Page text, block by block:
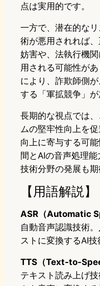
点は実用的です。
一方で、潜在的な
術が悪用されれば
妨害や、法執行機
用される可能性が
により、詐欺師側
する「軍拡競争」が
長期的な視点では
ムの堅牢性向上を
向上に寄与する可
間とAIの音声処理
技術分野の発展も期
【用語解説】
ASR（Automatic
自動音声認識技術
ストに変換するAI技
TTS（Text-to-
テキスト読み上げ